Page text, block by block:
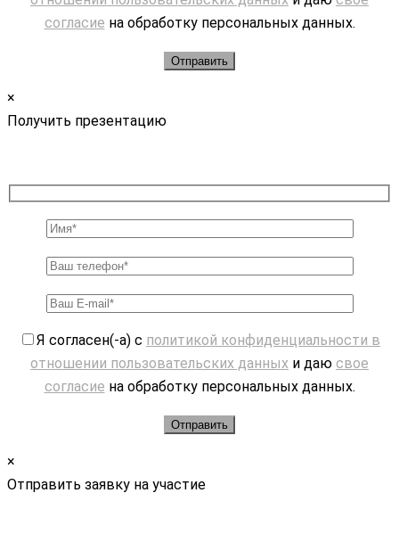
согласие на обработку персональных данных.
×
Получить презентацию
Я согласен(-а) с политикой конфиденциальности в
отношении пользовательских данных и даю свое
согласие на обработку персональных данных.
×
Отправить заявку на участие